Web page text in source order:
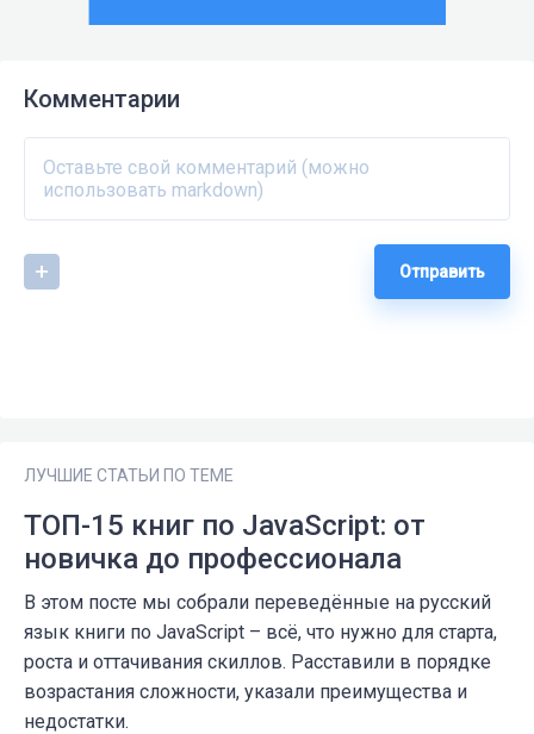
Комментарии
Отправить
ЛУЧШИЕ СТАТЬИ ПО ТЕМЕ
ТОП-15 книг по JavaScript: от
новичка до профессионала
В этом посте мы собрали переведённые на русский
язык книги по JavaScript – всё, что нужно для старта,
роста и оттачивания скиллов. Расставили в порядке
возрастания сложности, указали преимущества и
недостатки.